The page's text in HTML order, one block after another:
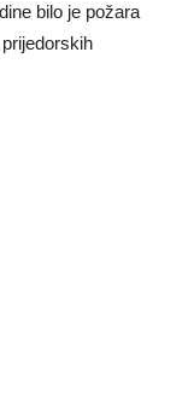
bilo je požara